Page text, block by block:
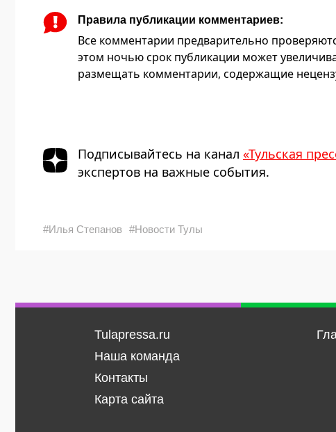
Правила публикации комментариев:
Все комментарии предварительно
этом ночью срок публикации может
размещать комментарии, содержащие
Подписывайтесь на канал «Тульская
экспертов на важные события.
#Илья Степанов #Новости Тулы
Tulapressa.ru
Наша команда
Контакты
Карта сайта